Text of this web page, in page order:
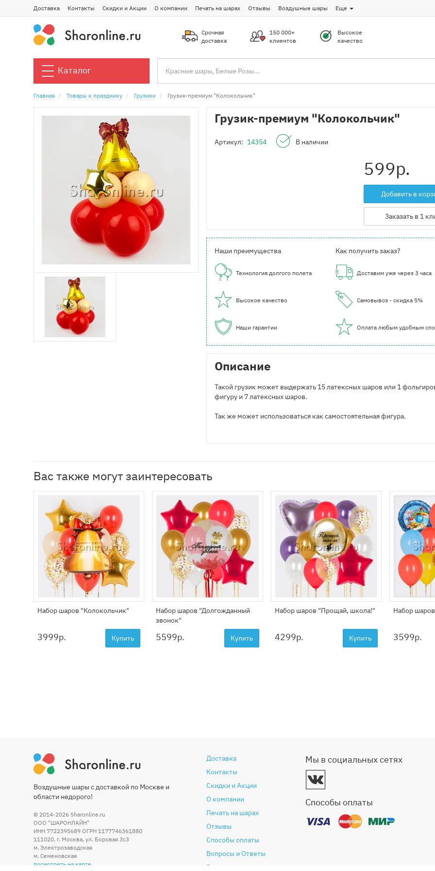
Доставка Контакты Скидки и Акции О компании Печать на шарах Отзывы Воздушные шары Еще
Срочная
доставка
150 000+
клиентов
Высокое
качество
Каталог
Главная Товары к празднику Грузики Грузик-премиум "Колокольчик"
Грузик-премиум "Колокольчик"
Артикул: 14354 В наличии
599р.
Добавить в
Заказать в 1
Наши преимущества
Технология долгого полета
Высокое качество
Наши гарантии
Как получить заказ?
Доставим уже через 3 часа
Самовывоз - скидка 5%
Оплата любым удобным
Описание
Такой грузик может выдержать 15 латексных шаров или 1
фигуру и 7 латексных шаров.
Так же может использоваться как самостоятельная фигура.
Вас также могут заинтересовать
Набор шаров "Колокольчик"
3999р. Купить
Набор шаров "Долгожданный
звонок"
5599р. Купить
Набор шаров "Прощай, школа!"
4299р. Купить
Набор
3599р.
Воздушные шары с доставкой по Москве и
области недорого!
© 2014-2026 Sharonline.ru
ООО "ШАРОНЛАЙН"
ИНН 7722395689 ОГРН 1177746361880
111020, г. Москва, ул. Боровая 3c3
м. Электрозаводская
м. Семеновская
посмотреть на карте
Доставка
Контакты
Скидки и Акции
О компании
Печать на шарах
Отзывы
Способы оплаты
Вопросы и Ответы
Гарантия и возврат
Мы в социальных сетях
Способы оплаты